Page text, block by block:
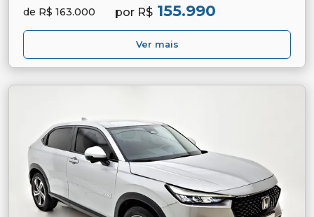
de R$ 163.000 por R$ 155.990
Ver mais